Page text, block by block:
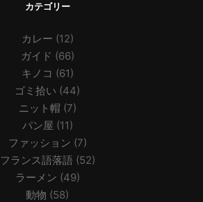
カテゴリー
カレー (12)
ガイド (66)
キノコ (61)
ゴミ拾い (44)
ニット帽 (7)
パン屋 (11)
ファッション (7)
フランス語落語 (52)
ラーメン (49)
動物 (58)